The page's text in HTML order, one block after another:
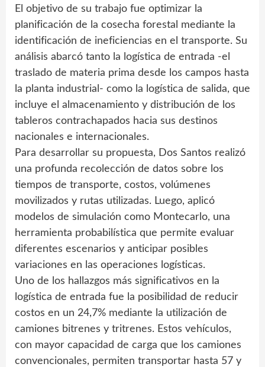
El objetivo de su trabajo fue optimizar la
planificación de la cosecha forestal mediante la
identificación de ineficiencias en el transporte. Su
análisis abarcó tanto la logística de entrada -el
traslado de materia prima desde los campos hasta
la planta industrial- como la logística de salida, que
incluye el almacenamiento y distribución de los
tableros contrachapados hacia sus destinos
nacionales e internacionales.
Para desarrollar su propuesta, Dos Santos realizó
una profunda recolección de datos sobre los
tiempos de transporte, costos, volúmenes
movilizados y rutas utilizadas. Luego, aplicó
modelos de simulación como Montecarlo, una
herramienta probabilística que permite evaluar
diferentes escenarios y anticipar posibles
variaciones en las operaciones logísticas.
Uno de los hallazgos más significativos en la
logística de entrada fue la posibilidad de reducir
costos en un 24,7% mediante la utilización de
camiones bitrenes y tritrenes. Estos vehículos,
con mayor capacidad de carga que los camiones
convencionales, permiten transportar hasta 57 y